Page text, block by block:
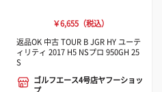
￥6,655（税込）
返品OK 中古 TOUR B JGR HY ユーテ
ィリティ 2017 H5 NSプロ 950GH 25
S
ゴルフエース4号店ヤフーショッ